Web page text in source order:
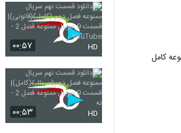
۰۰:۵۷ HD
۰۰:۵۳ HD